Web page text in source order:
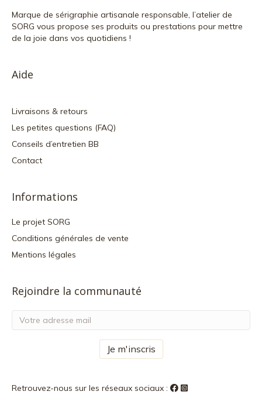
Marque de sérigraphie artisanale responsable, l’atelier de
SORG vous propose ses produits ou prestations pour mettre
de la joie dans vos quotidiens !
Aide
Livraisons & retours
Les petites questions (FAQ)
Conseils d’entretien BB
Contact
Informations
Le projet SORG
Conditions générales de vente
Mentions légales
Rejoindre la communauté
Retrouvez-nous sur les réseaux sociaux :